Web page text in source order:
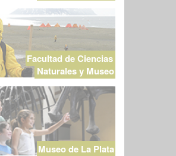
Facultad de Ciencias
Naturales y Museo
Museo de La Plata